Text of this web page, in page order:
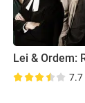
7.7